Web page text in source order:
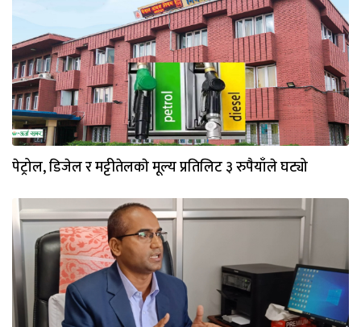
पेट्रोल, डिजेल र मट्टीतेलकाे मूल्य प्रतिलिट ३ रुपैयाँले घट्यो